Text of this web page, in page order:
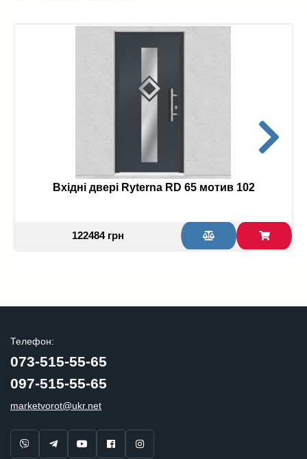
Вхідні двері Ryterna RD 65 мотив 102
122484 грн
Телефон:
073-515-55-65
097-515-55-65
marketvorot@ukr.net